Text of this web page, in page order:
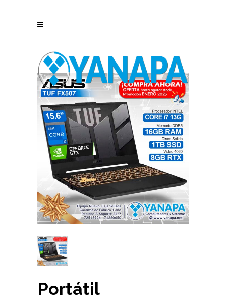
Portátil